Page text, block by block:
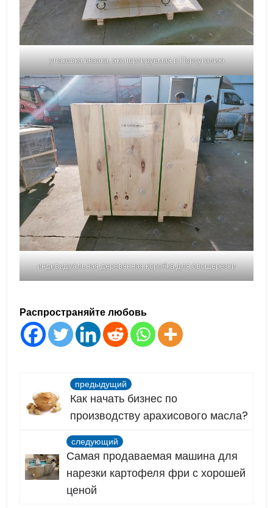
упаковка резака, экспортируемая в Португалию
индивидуальная деревянная коробка для овощерезки
Распространяйте любовь
предыдущий
Как начать бизнес по
производству арахисового масла?
следующий
Самая продаваемая машина для
нарезки картофеля фри с хорошей
ценой